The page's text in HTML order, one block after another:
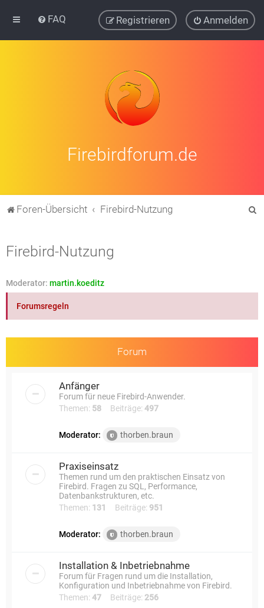
FAQ Anmelden
Registrieren
Firebirdforum.de
Foren-Übersicht Firebird-Nutzung
Firebird-Nutzung
Moderator: martin.koeditz
Forumsregeln
Forum
Anfänger
Forum für neue Firebird-Anwender.
Themen: 58 Beiträge: 497
Moderator: thorben.braun
Praxiseinsatz
Themen rund um den praktischen Einsatz von
Firebird. Fragen zu SQL, Performance,
Datenbankstrukturen, etc.
Themen: 131 Beiträge: 951
Moderator: thorben.braun
Installation & Inbetriebnahme
Forum für Fragen rund um die Installation,
Konfiguration und Inbetriebnahme von Firebird.
Themen: 47 Beiträge: 256